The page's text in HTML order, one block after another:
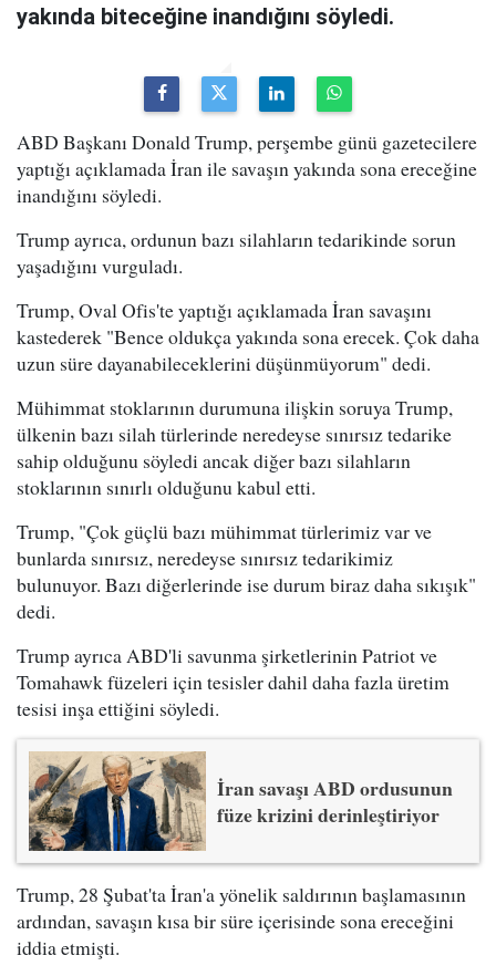
yakında biteceğine inandığını söyledi.
ABD Başkanı Donald Trump, perşembe günü gazetecilere
yaptığı açıklamada İran ile savaşın yakında sona ereceğine
inandığını söyledi.
Trump ayrıca, ordunun bazı silahların tedarikinde sorun
yaşadığını vurguladı.
Trump, Oval Ofis'te yaptığı açıklamada İran savaşını
kastederek "Bence oldukça yakında sona erecek. Çok daha
uzun süre dayanabileceklerini düşünmüyorum" dedi.
Mühimmat stoklarının durumuna ilişkin soruya Trump,
ülkenin bazı silah türlerinde neredeyse sınırsız tedarike
sahip olduğunu söyledi ancak diğer bazı silahların
stoklarının sınırlı olduğunu kabul etti.
Trump, "Çok güçlü bazı mühimmat türlerimiz var ve
bunlarda sınırsız, neredeyse sınırsız tedarikimiz
bulunuyor. Bazı diğerlerinde ise durum biraz daha sıkışık"
dedi.
Trump ayrıca ABD'li savunma şirketlerinin Patriot ve
Tomahawk füzeleri için tesisler dahil daha fazla üretim
tesisi inşa ettiğini söyledi.
İran savaşı ABD ordusunun
füze krizini derinleştiriyor
Trump, 28 Şubat'ta İran'a yönelik saldırının başlamasının
ardından, savaşın kısa bir süre içerisinde sona ereceğini
iddia etmişti.